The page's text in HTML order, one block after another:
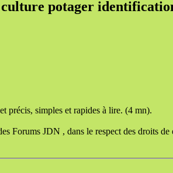
potager
précis, simples et rapides à lire. (4 mn).
Forums JDN , dans le respect des droits de